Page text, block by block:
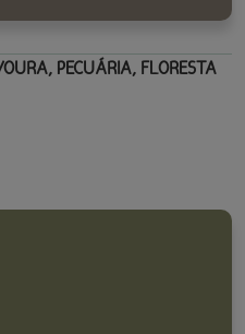
PECUÁRIA, FLORESTA